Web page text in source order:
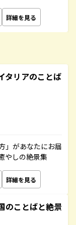
詳細を見る
タリアのことば
」があなたにお届
やしの絶景集
詳細を見る
のことばと絶景